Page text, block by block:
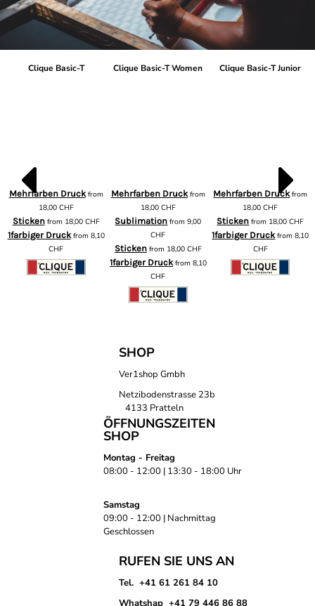
Clique Basic-T
Mehrfarben Druckfrom
18,00 CHF
Stickenfrom 18,00 CHF
1farbiger Druckfrom 8,10
CHF
Clique Basic-T Women
Mehrfarben Druckfrom
18,00 CHF
Sublimation from9,00
CHF
Stickenfrom 18,00 CHF
1farbiger Druckfrom 8,10
CHF
Clique Basic-T Junior
Mehrfarben Druckfrom
18,00CHF
Sticken from 18,00CHF
1farbiger Druckfrom8,10
CHF
SHOP
Ver1shop Gmbh
Netzibodenstrasse 23b
4133 Pratteln
ÖFFNUNGSZEITEN
SHOP
Montag - Freitag
08:00 - 12:00 | 13:30 - 18:00 Uhr
Samstag
09:00 - 12:00 | Nachmittag
Geschlossen
RUFEN SIE UNS AN
Tel. +41 61 261 84 10
Whatshap +41 79 446 86 88